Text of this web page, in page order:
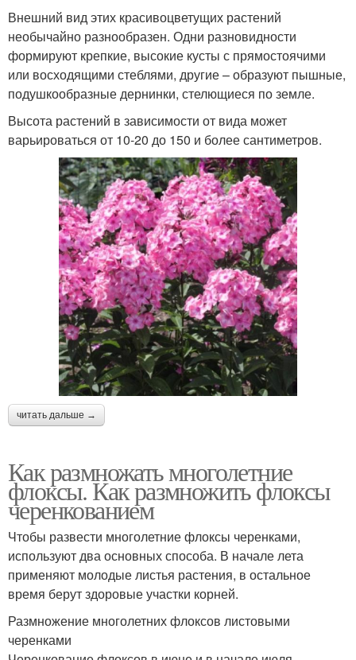
Внешний вид этих красивоцветущих растений
необычайно разнообразен. Одни разновидности
формируют крепкие, высокие кусты с прямостоячими
или восходящими стеблями, другие – образуют пышные,
подушкообразные дернинки, стелющиеся по земле.
Высота растений в зависимости от вида может
варьироваться от 10-20 до 150 и более сантиметров.
читать дальше →
Как размножать многолетние
флоксы. Как размножить флоксы
черенкованием
Чтобы развести многолетние флоксы черенками,
используют два основных способа. В начале лета
применяют молодые листья растения, в остальное
время берут здоровые участки корней.
Размножение многолетних флоксов листовыми
черенками